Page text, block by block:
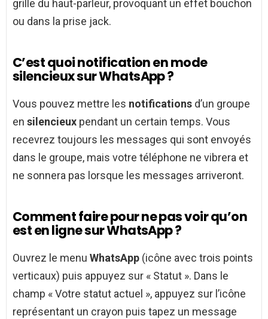
grille du haut-parleur, provoquant un effet bouchon
ou dans la prise jack.
C’est quoi notification en mode
silencieux sur WhatsApp ?
Vous pouvez mettre les notifications d’un groupe
en silencieux pendant un certain temps. Vous
recevrez toujours les messages qui sont envoyés
dans le groupe, mais votre téléphone ne vibrera et
ne sonnera pas lorsque les messages arriveront.
Comment faire pour ne pas voir qu’on
est en ligne sur WhatsApp ?
Ouvrez le menu WhatsApp (icône avec trois points
verticaux) puis appuyez sur « Statut ». Dans le
champ « Votre statut actuel », appuyez sur l’icône
représentant un crayon puis tapez un message